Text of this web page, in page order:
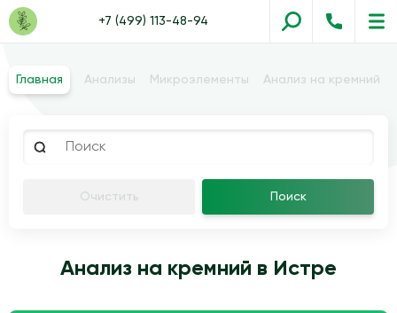
+7 (499) 113-48-94
Главная Анализы Микроэлементы Анализ на кремний
Очистить Поиск
Анализ на кремний в Истре